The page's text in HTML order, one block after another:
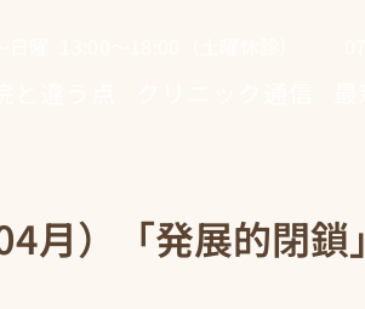
）「発展的閉鎖」